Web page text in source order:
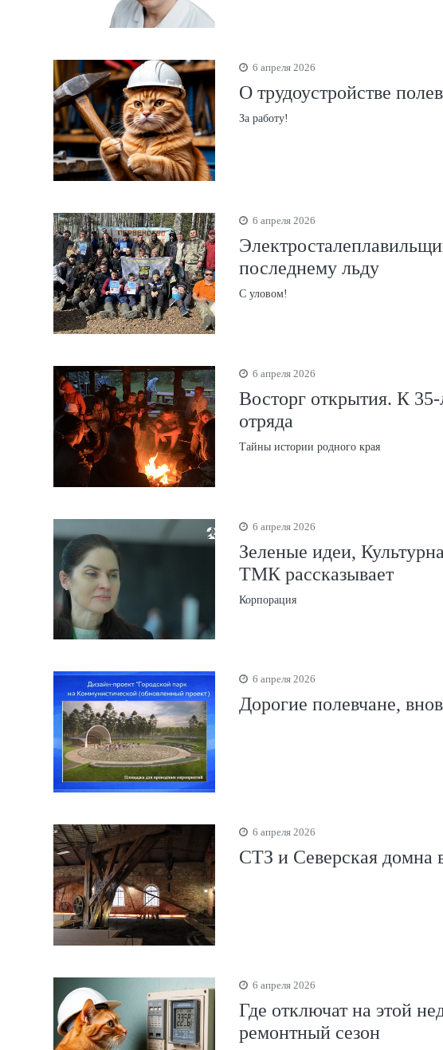
6 апреля 2026
О трудоустройстве
За работу!
6 апреля 2026
последнему льду
С уловом!
6 апреля 2026
Восторг открытия. К
отряда
Тайны истории родного края
6 апреля 2026
Зеленые идеи,
ТМК рассказывает
Корпорация
6 апреля 2026
Дорогие полевчане,
6 апреля 2026
СТЗ и Северская домна
6 апреля 2026
Где отключат на этой
ремонтный сезон